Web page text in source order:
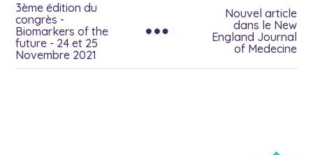
3ème édition du
congrès -
Biomarkers of the
future - 24 et 25
Novembre 2021
Nouvel article
dans le New
England Journal
of Medecine